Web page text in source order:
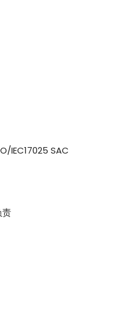
IEC17025 SAC